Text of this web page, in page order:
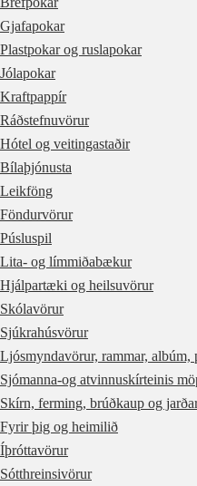
Gjafapokar
Plastpokar og ruslapokar
Jólapokar
Kraftpappír
Ráðstefnuvörur
Hótel og veitingastaðir
Bílaþjónusta
Leikföng
Föndurvörur
Púsluspil
Lita- og límmiðabækur
Hjálpartæki og heilsuvörur
Skólavörur
Sjúkrahúsvörur
Ljósmyndavörur, rammar, albúm,
Sjómanna-og atvinnuskírteinis
Skírn, ferming, brúðkaup og
Fyrir þig og heimilið
Íþróttavörur
Sótthreinsivörur